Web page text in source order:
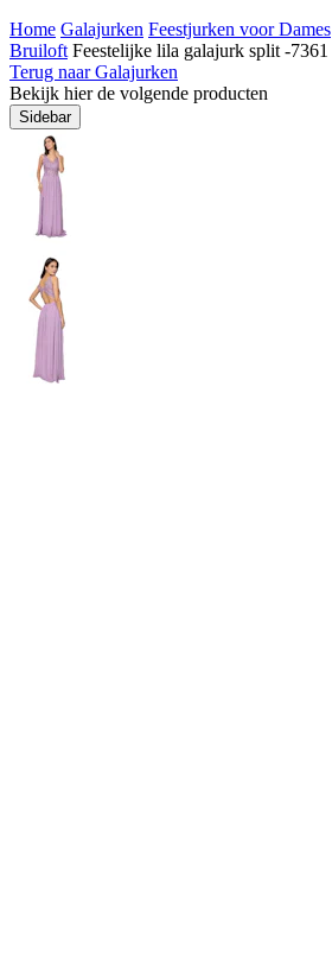
Home Galajurken Feestjurken voor Dames
Bruiloft Feestelijke lila galajurk split -7361
Terug naar Galajurken
Bekijk hier de volgende producten
Sidebar